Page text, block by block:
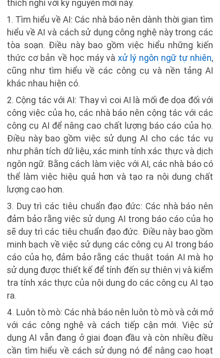
thích nghi với kỷ nguyên mới này.
1. Tìm hiểu về AI: Các nhà báo nên dành thời gian tìm
hiểu về AI và cách sử dụng công nghệ này trong các
tòa soạn. Điều này bao gồm việc hiểu những kiến
thức cơ bản về học máy vàxử lý ngôn ngữ tự nhiên,
cũng như tìm hiểu về các công cụ và nền tảng AI
khác nhau hiện có.
2. Cộng tác với AI: Thay vì coi AI là mối đe dọa đối với
công việc của họ, các nhà báo nên cộng tác với các
công cụ AI để nâng cao chất lượng báo cáo của họ.
Điều này bao gồm việc sử dụng AI cho các tác vụ
như phân tích dữ liệu, xác minh tính xác thực và dịch
ngôn ngữ. Bằng cách làm việc với AI, các nhà báo có
thể làm việc hiệu quả hơn và tạo ra nội dung chất
lượng cao hơn.
3. Duy trì các tiêu chuẩn đạo đức: Các nhà báo nên
đảm bảo rằng việc sử dụng AI trong báo cáo của họ
sẽ duy trì các tiêu chuẩn đạo đức. Điều này bao gồm
minh bạch về việc sử dụng các công cụ AI trong báo
cáo của họ, đảm bảo rằng các thuật toán AI mà họ
sử dụng được thiết kế để tính đến sự thiên vị và kiểm
tra tính xác thực của nội dung do các công cụ AI tạo
ra.
4. Luôn tò mò: Các nhà báo nên luôn tò mò và cởi mở
với các công nghệ và cách tiếp cận mới. Việc sử
dụng AI vẫn đang ở giai đoạn đầu và còn nhiều điều
cần tìm hiểu về cách sử dụng nó để nâng cao hoạt